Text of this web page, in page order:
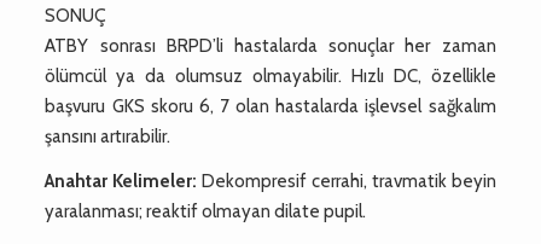
SONUÇ
ATBY sonrası BRPD’li hastalarda sonuçlar her zaman
ölümcül ya da olumsuz olmayabilir. Hızlı DC, özellikle
başvuru GKS skoru 6, 7 olan hastalarda işlevsel sağkalım
şansını artırabilir.
Anahtar Kelimeler: Dekompresif cerrahi, travmatik beyin
yaralanması; reaktif olmayan dilate pupil.